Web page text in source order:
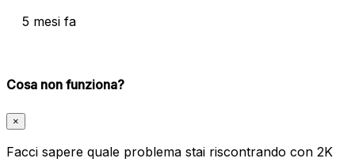
5 mesi fa
Cosa non funziona?
×
Facci sapere quale problema stai riscontrando con 2K